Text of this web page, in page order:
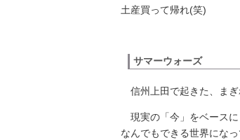
土産買って帰れ(笑)
サマーウォーズ
信州上田で起きた、まぎ
現実の「今」をベース
なんでもできる世界にな